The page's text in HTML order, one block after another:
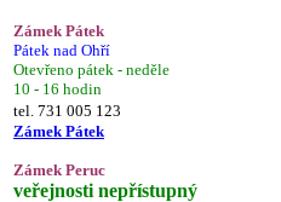
Zámek Pátek
Pátek nad Ohří
Otevřeno pátek - neděle
10 - 16 hodin
tel. 731 005 123
Zámek Pátek
Zámek Peruc
veřejnosti nepřístupný